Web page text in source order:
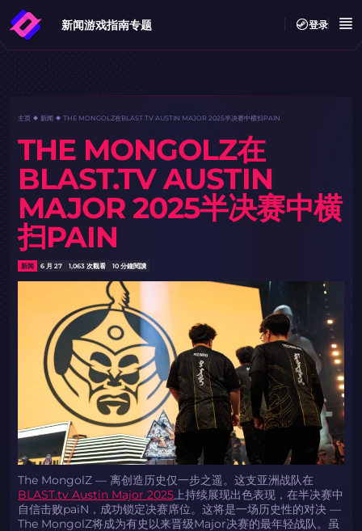
新闻游戏指南专题 登录
主页 新闻 THE MONGOLZ在BLAST.TV AUSTIN MAJOR 2025半决赛中横扫PAIN
THE MONGOLZ在
BLAST.TV AUSTIN
MAJOR 2025半决赛中横
扫PAIN
新闻 6 月 27 1,063 次觀看 10 分鐘閱讀
The MongolZ — 离创造历史仅一步之遥。这支亚洲战队在
BLAST.tv Austin Major 2025上持续展现出色表现，在半决赛中
自信击败paiN，成功锁定决赛席位。这将是一场历史性的对决 —
The MongolZ将成为有史以来晋级Major决赛的最年轻战队。虽